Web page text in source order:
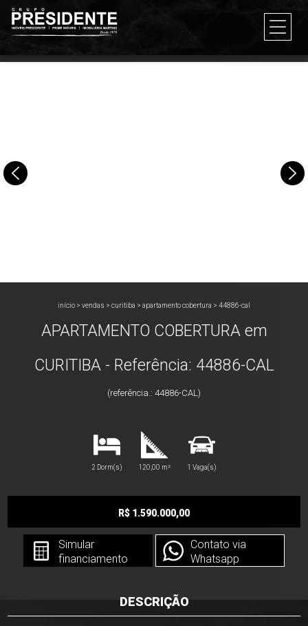
início > vendas > curitiba > apartamento cobertura > 44886-cal
APARTAMENTO COBERTURA em
CURITIBA - Referência: 44886-CAL
(referência.: 44886-CAL)
2 Dorm(s) 120,00 m² 1 Vaga(s)
R$ 1.590.000,00
Simular
financiamento
Contato via
Whatsapp
DESCRIÇÃO